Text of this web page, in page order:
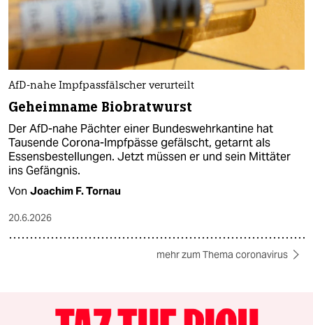
AfD-nahe Impfpassfälscher verurteilt
Geheimname Biobratwurst
Der AfD-nahe Pächter einer Bundeswehrkantine hat
Tausende Corona-Impfpässe gefälscht, getarnt als
Essensbestellungen. Jetzt müssen er und sein Mittäter
ins Gefängnis.
Von Joachim F. Tornau
20.6.2026
mehr zum Thema coronavirus